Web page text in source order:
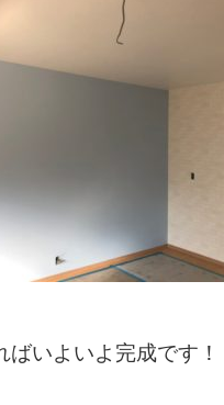
いよいよ完成です！